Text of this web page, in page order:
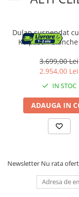
Decoratiuni
Suporturi flori si
Pet Shop
Ansambluri de joaca
Litiere
Electronice &
Dulap suspendat
KolpaSan
3.699,00 Lei
2.954,00 Lei
IN STOC
ADAUGA IN
Newsletter Nu rata